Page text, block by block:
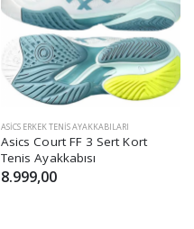
ASICS ERKEK TENIS AYAKKABILARI
Asics Court FF 3 Sert Kort
Tenis Ayakkabısı
8.999,00